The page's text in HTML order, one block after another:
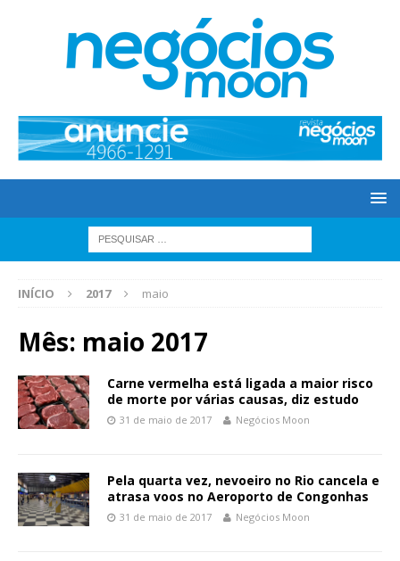
INÍCIO 2017 maio
Mês: maio 2017
Carne vermelha está ligada a maior risco
de morte por várias causas, diz estudo
31 de maio de 2017 Negócios Moon
Pela quarta vez, nevoeiro no Rio cancela e
atrasa voos no Aeroporto de Congonhas
31 de maio de 2017 Negócios Moon